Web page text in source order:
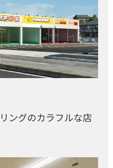
ングのカラフルな店